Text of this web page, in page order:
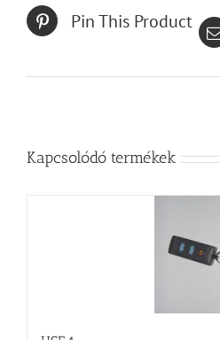
Pin This Product
Kapcsolódó termékek